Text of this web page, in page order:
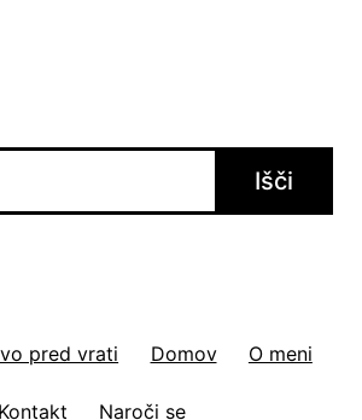
Išči
pred vrati Domov O meni
Kontakt Naroči se